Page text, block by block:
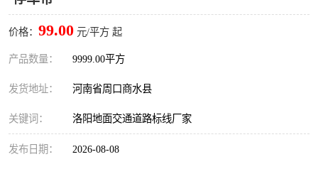
价格： 99.00 元/平方 起
产品数量： 9999.00平方
发货地址： 河南省周口商水县
关键词： 洛阳地面交通道路标线厂家
发布日期： 2026-08-08